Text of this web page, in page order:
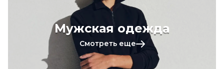
Мужская одежда
Смотреть еще